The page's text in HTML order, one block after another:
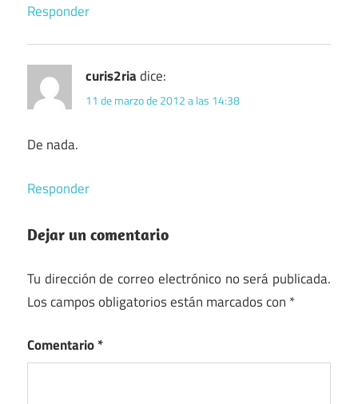
Responder
curis2riadice:
11 de marzo de 2012 a las 14:38
De nada.
Responder
Dejar un comentario
Tu dirección de correo electrónico no será publicada.
Los campos obligatorios están marcados con *
Comentario*